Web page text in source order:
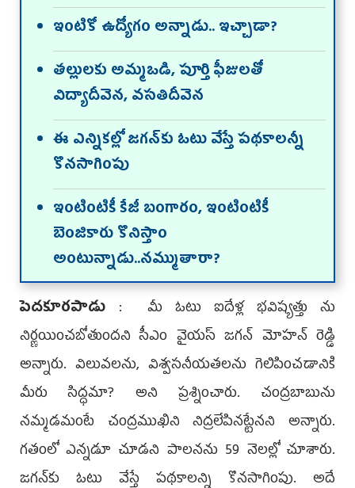
ఇంటికో ఉద్యోగం అన్నాడు.. ఇచ్చాడా?
తల్లులకు అమ్మఒడి, పూర్తి ఫీజులతో
విద్యాదీవెన, వసతిదీవెన
ఈ ఎన్నికల్లో జగన్‌కు ఓటు వేస్తే పథకాలన్నీ
కొనసాగింపు
ఇంటింటికీ కేజీ బంగారం, ఇంటింటికీ
బెంజికారు కొనిస్తాం
అంటున్నాడు..నమ్ముతారా?
పెదకూరపాడు : మీ ఓటు ఐదేళ్ల భవిష్యత్తు ను
నిర్ణ‌యించ‌బోతుంద‌ని సీఎం వైయ‌స్ జ‌గ‌న్ మోహ‌న్ రెడ్డి
అన్నారు. విలువలను, విశ్వసనీయతలను గెలిపించడానికి
మీరు సిద్ధమా? అని ప్ర‌శ్నించారు. చంద్రబాబును
నమ్మడమంటే చంద్రముఖిని నిద్రలేపినట్టేనని అన్నారు.
గతంలో ఎన్నడూ చూడని పాలనను 59 నెలల్లో చూశారు.
జగన్‌కు ఓటు వేస్తే పథకాలన్ని కొనసాగింపు. అదే